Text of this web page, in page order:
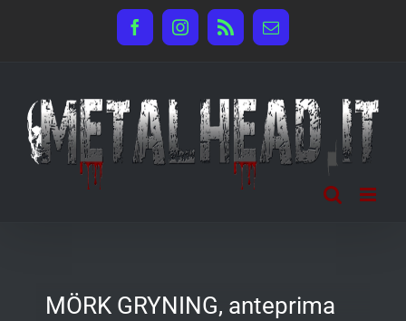
FacebookInstagram
Rss Email
MÖRK GRYNING, anteprima